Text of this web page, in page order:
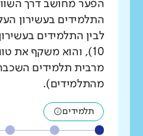
הפער מחושב דרך
לבין התלמידים
10), והוא משקף את
מהתלמידים).
תלמידים